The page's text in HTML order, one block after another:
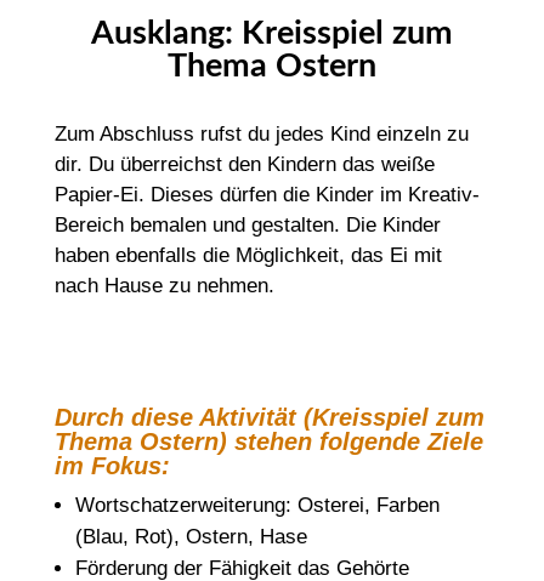
Ausklang: Kreisspiel zum
Thema Ostern
Zum Abschluss rufst du jedes Kind einzeln zu
dir. Du überreichst den Kindern das weiße
Papier-Ei. Dieses dürfen die Kinder im Kreativ-
Bereich bemalen und gestalten. Die Kinder
haben ebenfalls die Möglichkeit, das Ei mit
nach Hause zu nehmen.
Durch diese Aktivität (Kreisspiel zum
Thema Ostern) stehen folgende Ziele
im Fokus:
Wortschatzerweiterung: Osterei, Farben
(Blau, Rot), Ostern, Hase
Förderung der Fähigkeit das Gehörte